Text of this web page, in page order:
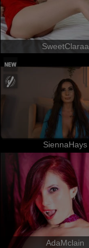
SweetClaraa
SiennaHays
AdaMclain